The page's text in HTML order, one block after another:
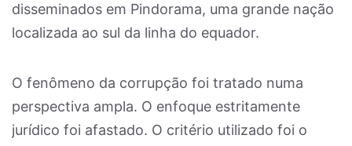
disseminados em Pindorama, uma grande nação
localizada ao sul da linha do equador.
O fenômeno da corrupção foi tratado numa
perspectiva ampla. O enfoque estritamente
jurídico foi afastado. O critério utilizado foi o